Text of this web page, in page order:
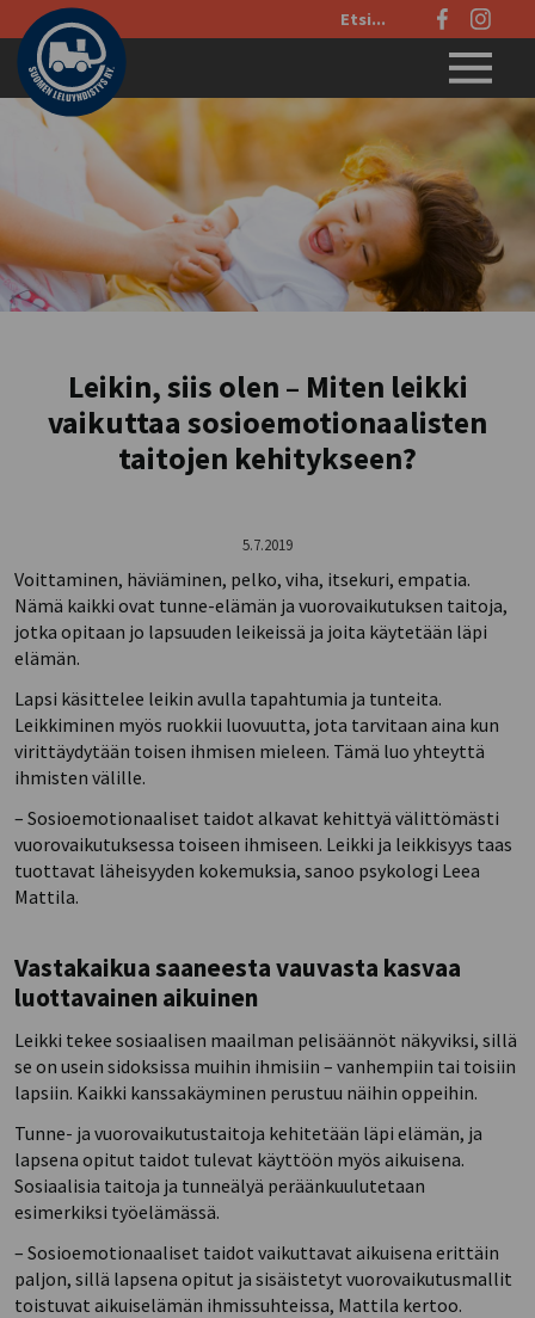
Etsi
sivustolta:
Leikin, siis olen – Miten leikki
vaikuttaa sosioemotionaalisten
taitojen kehitykseen?
5.7.2019
Voittaminen, häviäminen, pelko, viha, itsekuri, empatia.
Nämä kaikki ovat tunne-elämän ja vuorovaikutuksen taitoja,
jotka opitaan jo lapsuuden leikeissä ja joita käytetään läpi
elämän.
Lapsi käsittelee leikin avulla tapahtumia ja tunteita.
Leikkiminen myös ruokkii luovuutta, jota tarvitaan aina kun
virittäydytään toisen ihmisen mieleen. Tämä luo yhteyttä
ihmisten välille.
– Sosioemotionaaliset taidot alkavat kehittyä välittömästi
vuorovaikutuksessa toiseen ihmiseen. Leikki ja leikkisyys taas
tuottavat läheisyyden kokemuksia, sanoo psykologi Leea
Mattila.
Vastakaikua saaneesta vauvasta kasvaa
luottavainen aikuinen
Leikki tekee sosiaalisen maailman pelisäännöt näkyviksi, sillä
se on usein sidoksissa muihin ihmisiin – vanhempiin tai toisiin
lapsiin. Kaikki kanssakäyminen perustuu näihin oppeihin.
Tunne- ja vuorovaikutustaitoja kehitetään läpi elämän, ja
lapsena opitut taidot tulevat käyttöön myös aikuisena.
Sosiaalisia taitoja ja tunneälyä peräänkuulutetaan
esimerkiksi työelämässä.
– Sosioemotionaaliset taidot vaikuttavat aikuisena erittäin
paljon, sillä lapsena opitut ja sisäistetyt vuorovaikutusmallit
toistuvat aikuiselämän ihmissuhteissa, Mattila kertoo.